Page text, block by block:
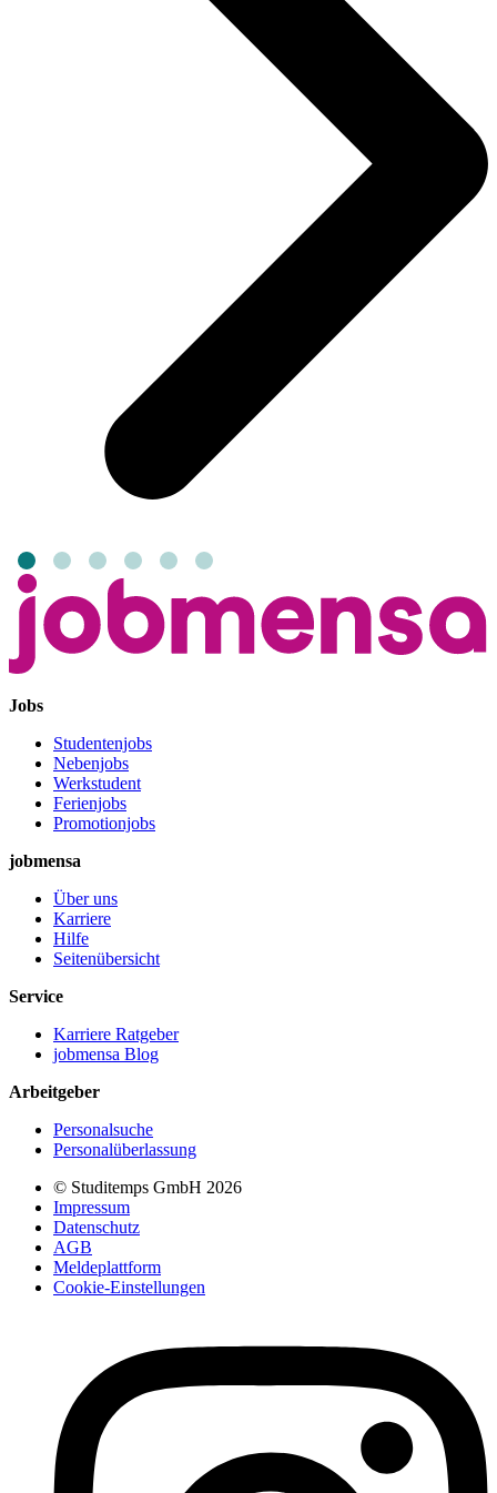
Jobs
Studentenjobs
Nebenjobs
Werkstudent
Ferienjobs
Promotionjobs
jobmensa
Über uns
Karriere
Hilfe
Seitenübersicht
Service
Karriere Ratgeber
jobmensa Blog
Arbeitgeber
Personalsuche
Personalüberlassung
© Studitemps GmbH 2026
Impressum
Datenschutz
AGB
Meldeplattform
Cookie-Einstellungen